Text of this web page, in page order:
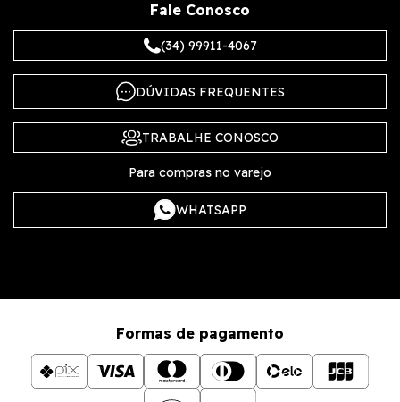
Fale Conosco
(34) 99911-4067
DÚVIDAS FREQUENTES
TRABALHE CONOSCO
Para compras no varejo
WHATSAPP
Formas de pagamento